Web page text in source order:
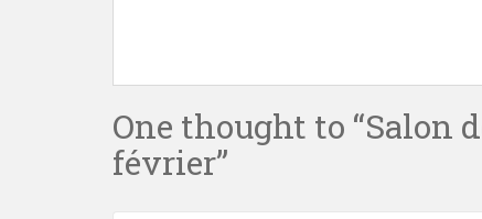
One thought to “Salon
février”